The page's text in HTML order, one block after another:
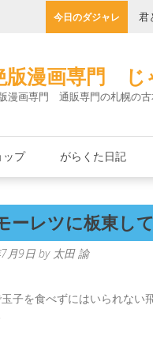
今日のダジャレ 君
版漫画専門 じ
漫画専門 通販専門の札幌の古
ップ がらくた日記
ーレツに板東し
月9日 by 太田 諭
子を食べずにはいられない